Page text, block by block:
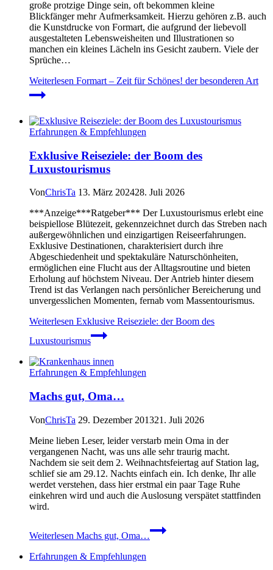
große protzige Dinge sein, oft bekommen kleine
Blickfänger mehr Aufmerksamkeit. Hierzu gehören z.B. auch
die Kunstdrucke von Formart, die aufgrund der liebevoll
ausgestalteten Lebensweisheiten und Illustrationen so
manchen ein kleines Lächeln ins Gesicht zaubern. Viele der
Sprüche…
Weiterlesen Formart – Zeit für Schönes! der besonderen Art
Erfahrungen & Empfehlungen
Exklusive Reiseziele: der Boom des
Luxustourismus
VonChrisTa 13. März 202428. Juli 2026
***Anzeige***Ratgeber*** Der Luxustourismus erlebt eine
beispiellose Blütezeit, gekennzeichnet durch das Streben nach
außergewöhnlichen und einzigartigen Reiseerfahrungen.
Exklusive Destinationen, charakterisiert durch ihre
Abgeschiedenheit und spektakuläre Naturschönheiten,
ermöglichen eine Flucht aus der Alltagsroutine und bieten
Erholung auf höchstem Niveau. Der Antrieb hinter diesem
Trend ist das Verlangen nach persönlicher Bereicherung und
unvergesslichen Momenten, fernab vom Massentourismus.
Weiterlesen Exklusive Reiseziele: der Boom des
Luxustourismus
Erfahrungen & Empfehlungen
Machs gut, Oma…
VonChrisTa 29. Dezember 201321. Juli 2026
Meine lieben Leser, leider verstarb mein Oma in der
vergangenen Nacht, was uns alle sehr traurig macht.
Nachdem sie seit dem 2. Weihnachtsfeiertag auf Station lag,
schlief sie am 29.12. Nachts einfach ein. Ich denke, Ihr alle
werdet verstehen, dass hier erstmal ein paar Tage Ruhe
einkehren wird und auch die Auslosung verspätet stattfinden
wird.
Weiterlesen Machs gut, Oma…
Erfahrungen & Empfehlungen